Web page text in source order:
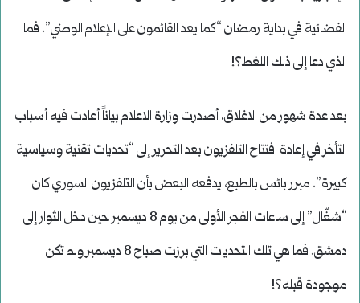
الفضائية في بداية رمضان “كما يعد القائمون على الإعلام الوطني”. فما
الذي دعا إلى ذلك اللغط؟!
بعد عدة شهور من الاغلاق، أصدرت وزارة الاعلام بياناً أعادت فيه أسباب
التأخر في إعادة افتتاح التلفزيون بعد التحرير إلى “تحديات تقنية وسياسية
كبيرة”. مبرر بائس بالطبع، يدفعه البعض بأن التلفزيون السوري كان
“شغّال” إلى ساعات الفجر الأولى من يوم 8 ديسمبر حين دخل الثوار إلى
دمشق. فما هي تلك التحديات التي برزت صباح 8 ديسمبر ولم تكن
موجودة قبله؟!